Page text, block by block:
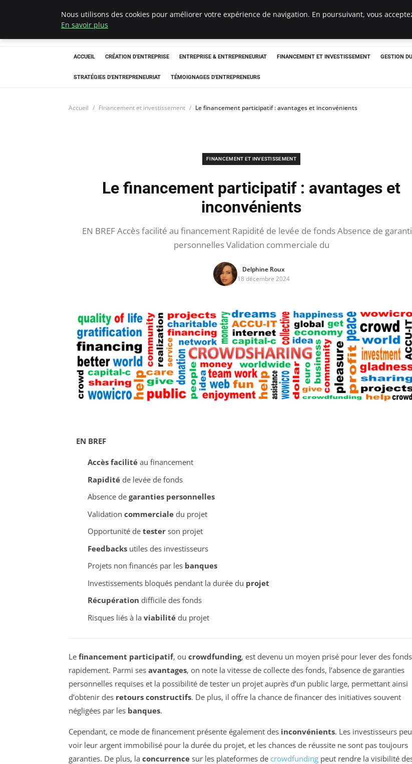
LECFCM
ACCUEIL CRÉATION D'ENTREPRISE ENTREPRISE & ENTREPRENEURIAT FINANCEMENT ET INVESTISSEMENT GESTION
STRATÉGIES D'ENTREPRENEURIAT TÉMOIGNAGES D'ENTREPRENEURS
Accueil Financement et investissement Le financement participatif : avantages et inconvénients
FINANCEMENT ET INVESTISSEMENT
Le financement participatif : avantages et
inconvénients
EN BREF Accès facilité au financement Rapidité de levée de fonds Absence de
personnelles Validation commerciale du
Delphine Roux
18 décembre 2024
EN BREF
Accès facilitéau financement
Rapiditéde levée de fonds
Absence de garanties personnelles
Validation commercialedu projet
Opportunité de testerson projet
Feedbacksutiles des investisseurs
Projets non financés par les banques
Investissements bloqués pendant la durée du projet
Récupération difficile des fonds
Risques liés à la viabilitédu projet
Le financement participatif, ou crowdfunding, est devenu un moyen prisé pour lever des fonds
rapidement. Parmi ses avantages, on note la vitesse de collecte des fonds, l’absence de garanties
personnelles requises et la possibilité de tester un projet auprès d’un public large, permettant ainsi
d’obtenir des retours constructifs. De plus, il offre la chance de financer des initiatives souvent
négligées par les banques.
Cependant, ce mode de financement présente également des inconvénients. Les investisseurs
voir leur argent immobilisé pour la durée du projet, et les chances de réussite ne sont pas toujours
garanties. De plus, la concurrence sur les plateformes de crowdfunding peut rendre la visibilité
Nous utilisons des cookies pour améliorer votre expérience de navigation. En poursuivant, vous
En savoir plus